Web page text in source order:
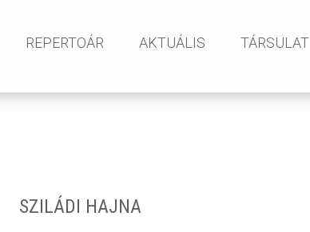
REPERTOÁR AKTUÁLIS TÁRSULAT
SZILÁDI HAJNA